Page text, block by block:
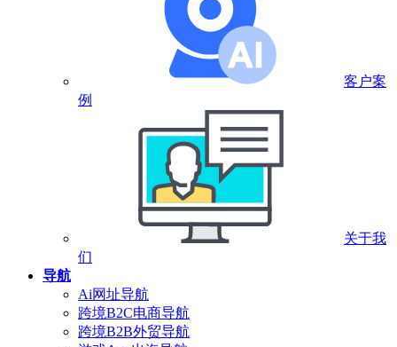
客户案
例
关于我
们
导航
Ai网址导航
跨境B2C电商导航
跨境B2B外贸导航